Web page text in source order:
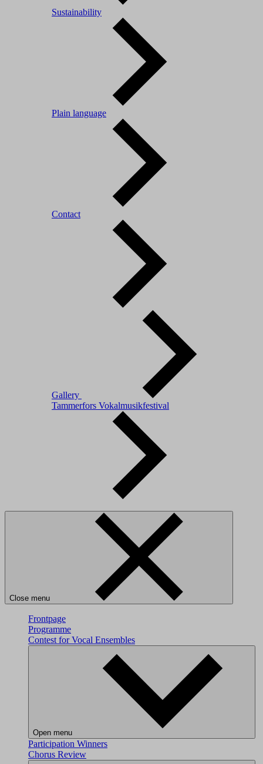
Sustainability
Plain language
Contact
Gallery
Tammerfors Vokalmusikfestival
Close menu
Frontpage
Programme
Contest for Vocal Ensembles
Open menu
Participation Winners
Chorus Review